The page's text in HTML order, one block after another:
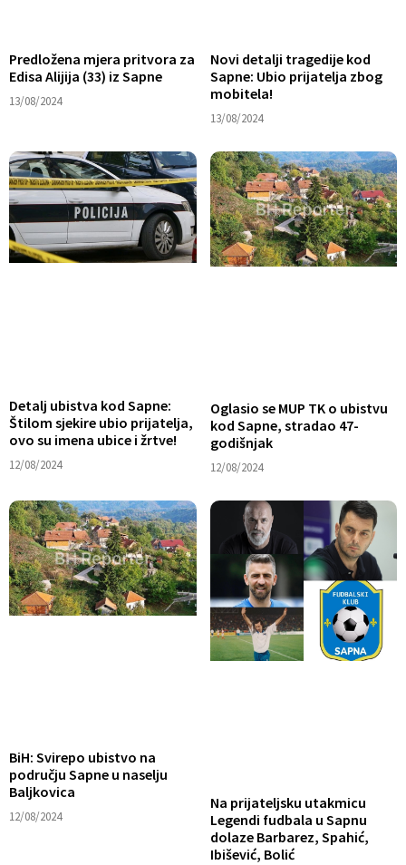
Predložena mjera pritvora za
Edisa Alijija (33) iz Sapne
13/08/2024
Novi detalji tragedije kod
Sapne: Ubio prijatelja zbog
mobitela!
13/08/2024
Detalj ubistva kod Sapne:
Štilom sjekire ubio prijatelja,
ovo su imena ubice i žrtve!
12/08/2024
Oglasio se MUP TK o ubistvu
kod Sapne, stradao 47-
godišnjak
12/08/2024
BiH: Svirepo ubistvo na
području Sapne u naselju
Baljkovica
12/08/2024
Na prijateljsku utakmicu
Legendi fudbala u Sapnu
dolaze Barbarez, Spahić,
Ibišević, Bolić